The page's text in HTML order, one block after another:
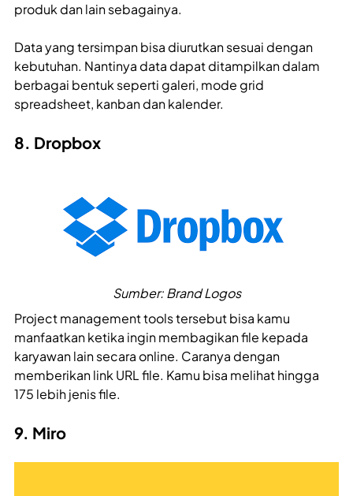
produk dan lain sebagainya.
Data yang tersimpan bisa diurutkan sesuai dengan
kebutuhan. Nantinya data dapat ditampilkan dalam
berbagai bentuk seperti galeri, mode grid
spreadsheet, kanban dan kalender.
8. Dropbox
Sumber: Brand Logos
Project management tools tersebut bisa kamu
manfaatkan ketika ingin membagikan file kepada
karyawan lain secara online. Caranya dengan
memberikan link URL file. Kamu bisa melihat hingga
175 lebih jenis file.
9. Miro